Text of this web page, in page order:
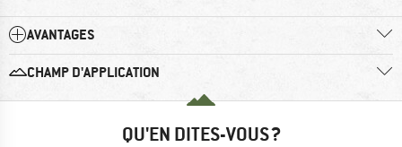
AVANTAGES
CHAMP D'APPLICATION
QU'EN DITES-VOUS ?